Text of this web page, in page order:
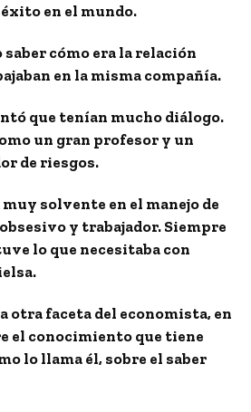
en el mundo.
cómo era la relación
en la misma compañía.
que tenían mucho diálogo.
un gran profesor y un
de riesgos.
solvente en el manejo de
y trabajador. Siempre
lo que necesitaba con
otra faceta del economista, en
el conocimiento que tiene
lo llama él, sobre el saber